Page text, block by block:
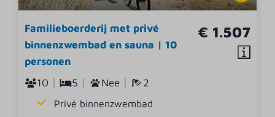
€ 1.507
Familieboerderij met privé
binnenzwembad en sauna | 10
personen
10
5 Nee 2
Privé binnenzwembad